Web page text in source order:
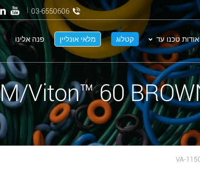
אודות טכנו עד קטלוג מלאי אונליין פנה אלינו
03-6550606